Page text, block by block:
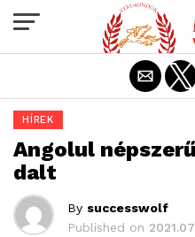
HÍREK
Angolul
dalt
By successwolf
Published on
Exit